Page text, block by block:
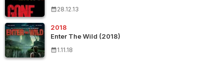
28.12.13
2018
Enter The Wild (2018)
1.11.18